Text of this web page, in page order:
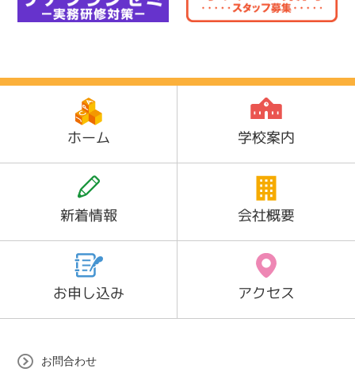
ホーム 学校案内
新着情報 会社概要
お申し込み アクセス
お問合わせ